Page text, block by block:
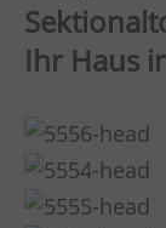
Ihr Haus